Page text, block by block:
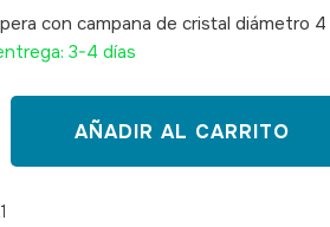
con campana de cristal diámetro 4
3-4 días
AÑADIR AL CARRITO